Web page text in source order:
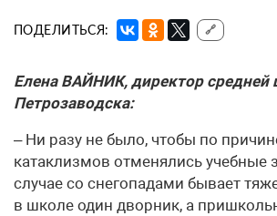
ПОДЕЛИТЬСЯ: 🔗
Елена ВАЙНИК, директор
Петрозаводска:
– Ни разу не было, чтобы по
катаклизмов отменялись учебные
случае со снегопадами бывает
в школе один дворник, а